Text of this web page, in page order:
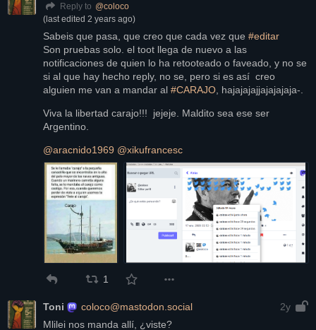
Reply to @coloco
(last edited 2 years ago)
Sabeis que pasa, que creo que cada vez que #editar
Son pruebas solo. el toot llega de nuevo a las
notificaciones de quien lo ha retooteado o faveado, y no se
si al que hay hecho reply, no se, pero si es así  creo
alguien me van a mandar al #CARAJO , hajajajajjajajajaja-.
Viva la libertad carajo!!!  jejeje. Maldito sea ese ser
Argentino.
@aracnido1969 @xikufrancesc
1
Toni coloco@mastodon.social
2y
Mlilei nos manda allí, ¿viste?